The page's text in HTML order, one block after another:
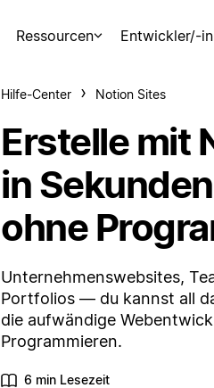
Ressourcen Entwickler/-
Hilfe-Center Notion Sites
Erstelle mit
in
ohne
Unternehmenswebsites,
Portfolios — du kannst all
die aufwändige
Programmieren.
6 min Lesezeit